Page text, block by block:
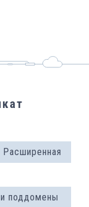
Расширенная
поддомены